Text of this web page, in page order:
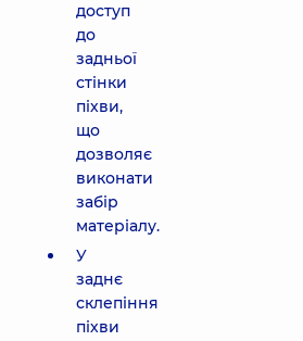
доступ
до
задньої
стінки
піхви,
що
дозволяє
виконати
забір
матеріалу.
У
заднє
склепіння
піхви